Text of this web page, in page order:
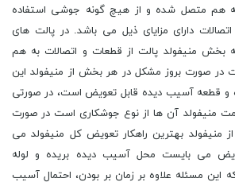
هم متصل شده و از هیچ گونه جوشی استفاده
دارای مزایای ذیل می باشد. در پالت های
بخش منیفولد پالت از قطعات و اتصالات به هم
صورت بروز مشکل در هر بخش از منیفولد این
و قطعه آسیب دیده قابل تعویض است، در صورتی
منیفولد آن ها از نوع جوشکاری است در صورت
منیفولد بهترین راهکار تعویض کل منیفولد می
می بایست محل آسیب دیده بریده و لوله
این مسئله علاوه بر زمان بر بودن، احتمال آسیب